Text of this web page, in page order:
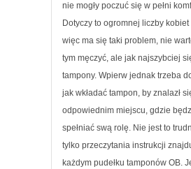
nie mogły poczuć się w pełni
Dotyczy to ogromnej liczby
więc ma się taki problem, nie
tym męczyć, ale jak najszybciej
tampony. Wpierw jednak trzeba
jak wkładać tampon, by znalazł
odpowiednim miejscu, gdzie
spełniać swą rolę. Nie jest to
tylko przeczytania instrukcji
każdym pudełku tamponów OB.